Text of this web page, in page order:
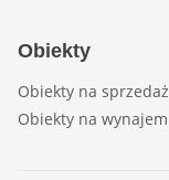
Obiekty
Obiekty na sprzedaż
Obiekty na wynajem